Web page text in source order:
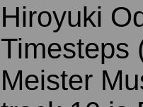
Hiroyuki
Timesteps
Meister